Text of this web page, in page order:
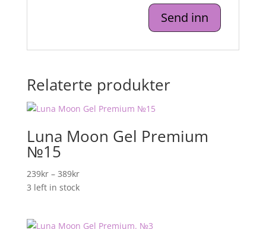
Relaterte produkter
Luna Moon Gel Premium
№15
239kr – 389krPrisområde:
239kr
3 left in stock